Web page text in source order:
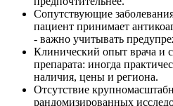
Сопутствующие
пациент принимает
- важно учитывать
Клинический опыт врача и
препарата: иногда
наличия, цены и региона.
Отсутствие
рандомизированных